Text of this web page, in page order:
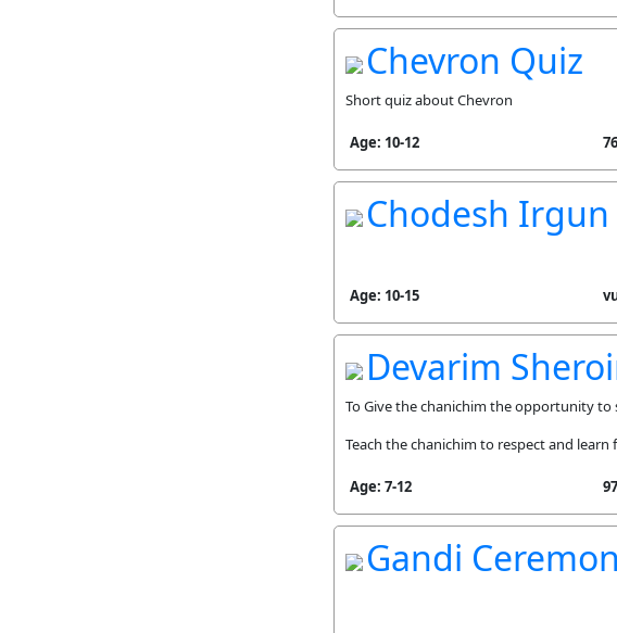
Chevron Quiz
Short quiz about Chevron
Age: 10-12
Chodesh Irgun
Age: 10-15
Devarim
To Give the chanichim the opportunity
Teach the chanichim to respect and
Age: 7-12
Gandi